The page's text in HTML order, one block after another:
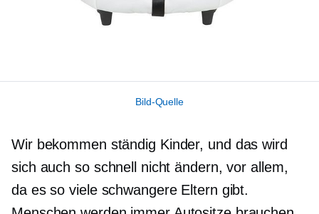
Bild-Quelle
Wir bekommen ständig Kinder, und das wird
sich auch so schnell nicht ändern, vor allem,
da es so viele schwangere Eltern gibt.